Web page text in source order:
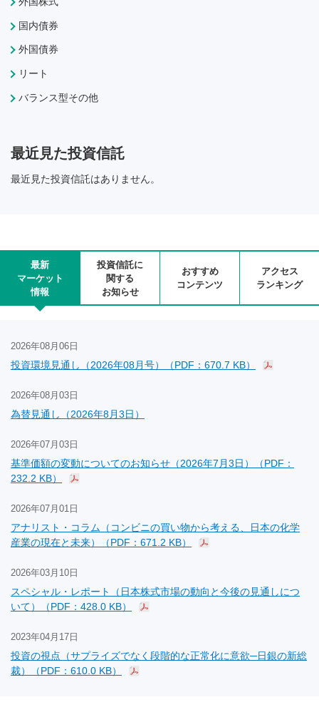
国内債券
外国債券
リート
バランス型その他
最近見た投資信託
最近見た投資信託はありません。
最新
マーケット
情報
投資信託に
関する
お知らせ
おすすめ
コンテンツ
アクセス
ランキング
2026年08月06日
投資環境見通し（2026年08月号）（PDF：670.7 KB）
2026年08月03日
為替見通し（2026年8月3日）
2026年07月03日
基準価額の変動についてのお知らせ（2026年7月3日）（PDF：
232.2 KB）
2026年07月01日
アナリスト・コラム（コンビニの買い物から考える、日本の化学
産業の現在と未来）（PDF：671.2 KB）
2026年03月10日
スペシャル・レポート（日本株式市場の動向と今後の見通しにつ
いて）（PDF：428.0 KB）
2023年04月17日
投資の視点（サプライズでなく段階的な正常化に意欲─日銀の新総
裁）（PDF：610.0 KB）